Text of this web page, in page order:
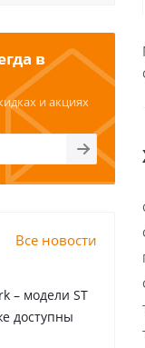
в
и акциях
Все новости
– модели ST
доступны